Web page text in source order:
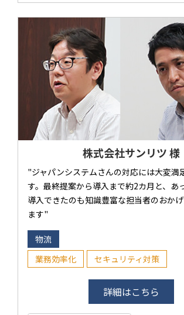
株式会社サンリツ 様
"ジャパンシステムさんの対応には大変満
す。最終提案から導入まで約2カ月と、あ
導入できたのも知識豊富な担当者のおか
ます"
物流
業務効率化
セキュリティ対策
詳細はこちら